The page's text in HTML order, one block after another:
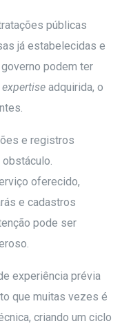
públicas
já estabelecidas e
podem ter
expertise adquirida, o
e registros
oferecido,
e cadastros
pode ser
experiência prévia
que muitas vezes é
criando um ciclo